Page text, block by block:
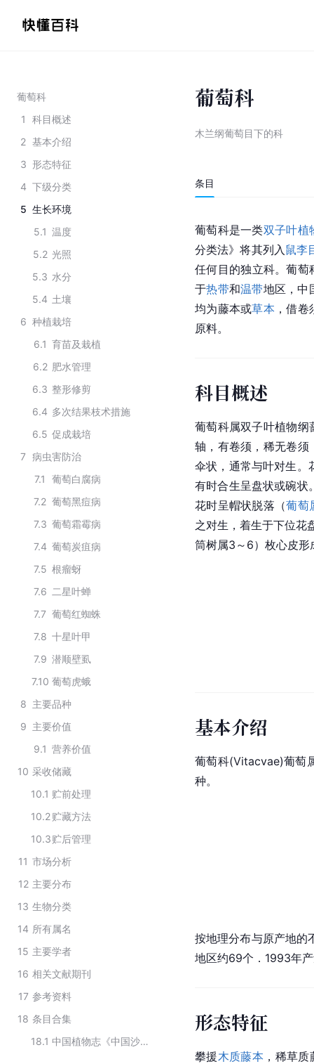
葡萄科
1
科目概述
2 基本介绍
3 形态特征
4 下级分类
5 生长环境
5.1 温度
5.2 光照
5.3 水分
5.4 土壤
6 种植栽培
6.1 育苗及栽植
6.2 肥水管理
6.3 整形修剪
6.4 多次结果枝术措施
6.5 促成栽培
7 病虫害防治
7.1
葡萄白腐病
7.2 葡萄黑痘病
7.3 葡萄霜霉病
7.4 葡萄炭疽病
7.5 根瘤蚜
7.6 二星叶蝉
7.7 葡萄红蜘蛛
7.8 十星叶甲
7.9 潜顺壁虱
7.10 葡萄虎蛾
8 主要品种
9 主要价值
9.1 营养价值
10 采收储藏
10.1 贮前处理
10.2贮藏方法
10.3贮后管理
11 市场分析
12 主要分布
13 生物分类
14 所有属名
15 主要学者
16 相关文献期刊
17 参考资料
18 条目合集
18.1
中国植物志《中国沙漠植物志》第2卷收录的沙漠植物
葡萄科
木兰纲葡萄目下的科
条目
葡萄科是一类双子叶植
分类法》将其列入 鼠李
任何目的独立科。葡
于热带和温带地区，中
均为藤本或草本 ，借
原料。
科目概述
葡萄科属双子叶植物纲
轴，有卷须，稀无卷须
伞状，通常与叶对生。
有时合生呈盘状或碗状
花时呈帽状脱落（葡萄
之对生，着生于下位花
筒树属3～6）枚心皮
基本介绍
葡萄科(Vitacvae)葡萄
种。
按地理分布与原产地的
地区约69个．1993年
形态特征
攀援木质藤本 ，稀草